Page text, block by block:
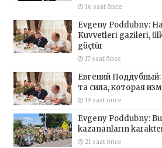
16 saat önce
Evgeny Poddubny:
Kuvvetleri gazileri,
güçtür
17 saat önce
Евгений
та сила, которая
19 saat önce
Evgeny Poddubny:
kazananların
21 saat önce